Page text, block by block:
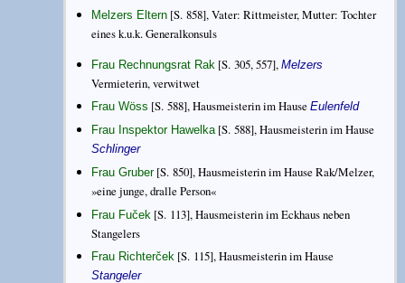
Melzers Eltern [S. 858], Vater: Rittmeister, Mutter: Tochter
eines k.u.k. Generalkonsuls
Frau Rechnungsrat Rak [S. 305, 557],Melzers
Vermieterin, verwitwet
Frau Wöss [S. 588], Hausmeisterin im HauseEulenfeld
Frau Inspektor Hawelka[S. 588], Hausmeisterin im Hause
Schlinger
Frau Gruber[S. 850], Hausmeisterin im Hause Rak/Melzer,
»eine junge, dralle Person«
Frau Fuček [S. 113], Hausmeisterin im Eckhaus neben
Stangelers
Frau Richterček [S. 115], Hausmeisterin im Hause
Stangeler